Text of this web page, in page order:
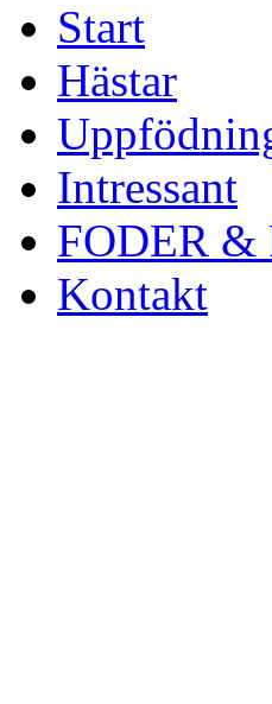
Start
Hästar
Intressant
FODER &
Kontakt